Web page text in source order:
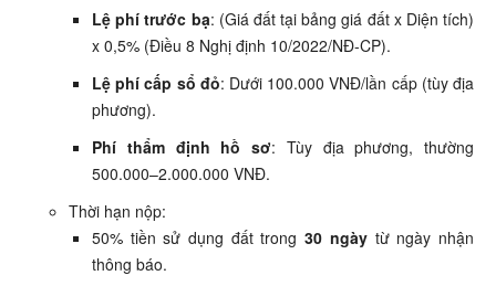
Lệ phí trước bạ: (Giá đất tại bảng giá đất x Diện tích)
x 0,5% (Điều 8 Nghị định 10/2022/NĐ-CP).
Lệ phí cấp sổ đỏ: Dưới 100.000 VNĐ/lần cấp (tùy địa
phương).
Phí thẩm định hồ sơ: Tùy địa phương, thường
500.000–2.000.000 VNĐ.
Thời hạn nộp:
50% tiền sử dụng đất trong30 ngàytừ ngày nhận
thông báo.